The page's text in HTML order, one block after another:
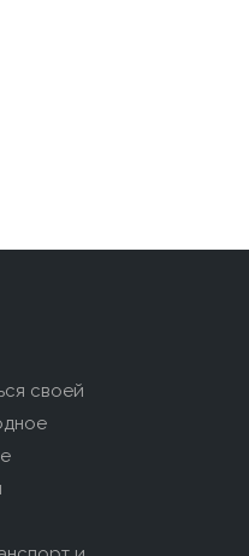
своей